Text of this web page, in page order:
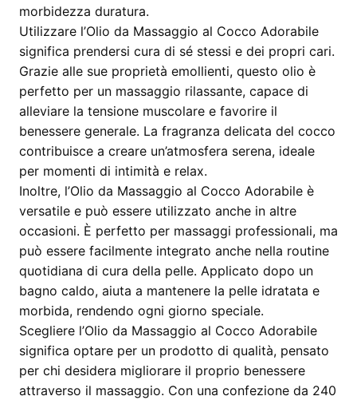
morbidezza duratura.
Utilizzare l’Olio da Massaggio al Cocco Adorabile
significa prendersi cura di sé stessi e dei propri cari.
Grazie alle sue proprietà emollienti, questo olio è
perfetto per un massaggio rilassante, capace di
alleviare la tensione muscolare e favorire il
benessere generale. La fragranza delicata del cocco
contribuisce a creare un’atmosfera serena, ideale
per momenti di intimità e relax.
Inoltre, l’Olio da Massaggio al Cocco Adorabile è
versatile e può essere utilizzato anche in altre
occasioni. È perfetto per massaggi professionali, ma
può essere facilmente integrato anche nella routine
quotidiana di cura della pelle. Applicato dopo un
bagno caldo, aiuta a mantenere la pelle idratata e
morbida, rendendo ogni giorno speciale.
Scegliere l’Olio da Massaggio al Cocco Adorabile
significa optare per un prodotto di qualità, pensato
per chi desidera migliorare il proprio benessere
attraverso il massaggio. Con una confezione da 240